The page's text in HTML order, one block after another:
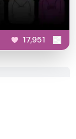
17,951